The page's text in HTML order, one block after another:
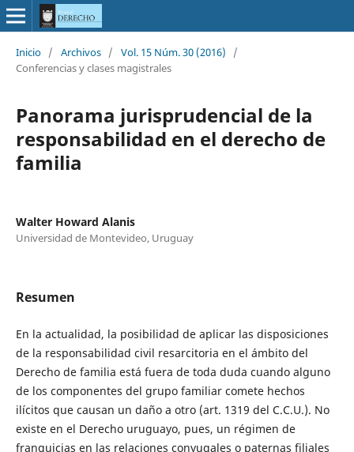
Inicio / Archivos / Vol. 15 Núm. 30 (2016)
/
Conferencias y clases magistrales
Panorama jurisprudencial de la
responsabilidad en el derecho de
familia
Walter Howard Alanis
Universidad de Montevideo, Uruguay
Resumen
En la actualidad, la posibilidad de aplicar las disposiciones
de la responsabilidad civil resarcitoria en el ámbito del
Derecho de familia está fuera de toda duda cuando alguno
de los componentes del grupo familiar comete hechos
ilícitos que causan un daño a otro (art. 1319 del C.C.U.). No
existe en el Derecho uruguayo, pues, un régimen de
franquicias en las relaciones conyugales o paternas filiales